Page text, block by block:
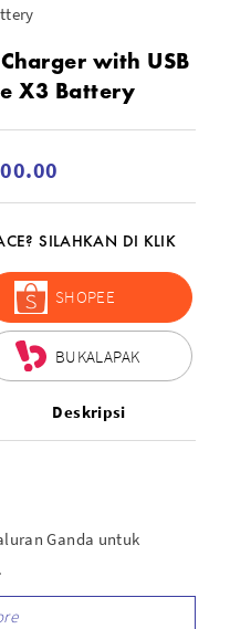
with USB
X3 Battery
SILAHKAN DI KLIK
SHOPEE
BUKALAPAK
Deskripsi
Ganda untuk